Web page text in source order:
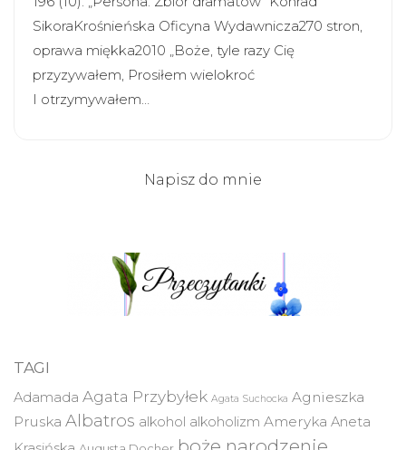
SikoraKrośnieńska Oficyna Wydawnicza270 stron,
oprawa miękka2010 „Boże, tyle razy Cię
przyzywałem, Prosiłem wielokroć
I otrzymywałem…
Napisz do mnie
TAGI
Adamada Agata Przybyłek Agata Suchocka Agnieszka
Pruska Albatros alkohol alkoholizm Ameryka Aneta